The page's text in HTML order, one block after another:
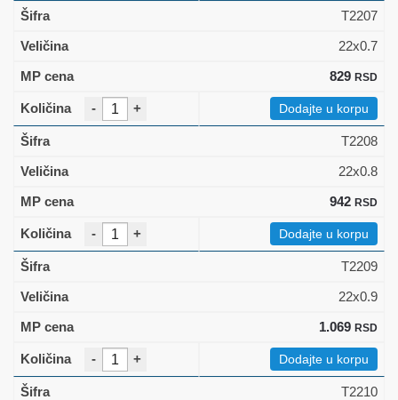
T2207
22x0.7
829 RSD
- + Dodajte u korpu
T2208
22x0.8
942 RSD
- + Dodajte u korpu
T2209
22x0.9
1.069 RSD
- + Dodajte u korpu
T2210